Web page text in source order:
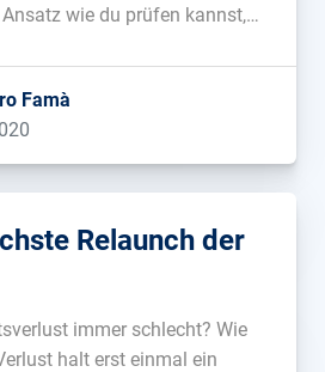
wie du prüfen kannst,
oder ob Google die
hat?...
Famà
Relaunch der
immer schlecht? Wie
halt erst einmal ein